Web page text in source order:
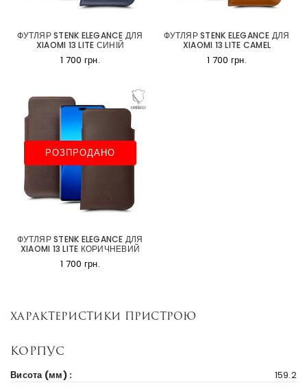
ФУТЛЯР STENK ELEGANCE ДЛЯ
XIAOMI 13 LITE СИНІЙ
1 700 грн.
ФУТЛЯР STENK ELEGANCE ДЛЯ
XIAOMI 13 LITE CAMEL
1 700 грн.
РОЗПРОДАНО
ФУТЛЯР STENK ELEGANCE ДЛЯ
XIAOMI 13 LITE КОРИЧНЕВИЙ
1 700 грн.
Характеристики пристрою
Корпус
Висота (мм) :
159.2